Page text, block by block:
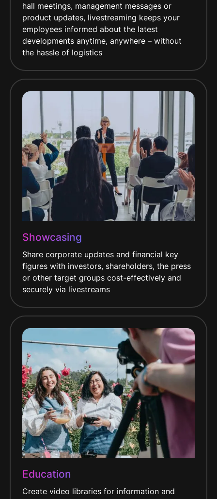
hall meetings, management messages or
product updates, livestreaming keeps your
employees informed about the latest
developments anytime, anywhere – without
the hassle of logistics
Showcasing
Share corporate updates and financial key
figures with investors, shareholders, the press
or other target groups cost-effectively and
securely via livestreams
Education
Create video libraries for information and